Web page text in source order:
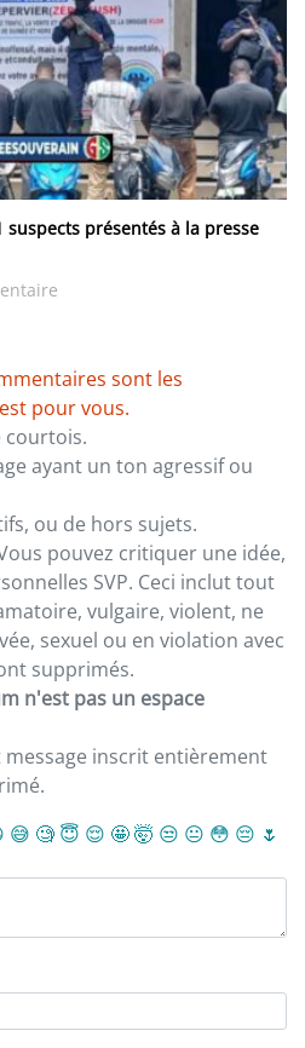
suspects présentés à la presse
sont les
pour vous.
courtois.
ayant un ton agressif ou
ou de hors sujets.
pouvez critiquer une idée,
SVP. Ceci inclut tout
vulgaire, violent, ne
sexuel ou en violation avec
supprimés.
n'est pas un espace
message inscrit entièrement
😅 🧐 😇 😌 🤩🤯 😒 😐 😳 😔 🌷